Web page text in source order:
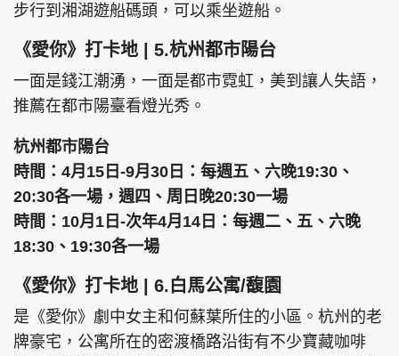
步行到湘湖遊船碼頭，可以乘坐遊船。
《愛你》打卡地 | 5.杭州都市陽台
一面是錢江潮湧，一面是都市霓虹，美到讓人失語，
推薦在都市陽臺看燈光秀。
杭州都市陽台
時間：4月15日-9月30日：每週五、六晚19:30、
20:30各一場，週四、周日晚20:30一場
時間：10月1日-次年4月14日：每週二、五、六晚
18:30、19:30各一場
《愛你》打卡地 | 6.白馬公寓/馥園
是《愛你》劇中女主和何蘇葉所住的小區。杭州的老
牌豪宅，公寓所在的密渡橋路沿街有不少寶藏咖啡